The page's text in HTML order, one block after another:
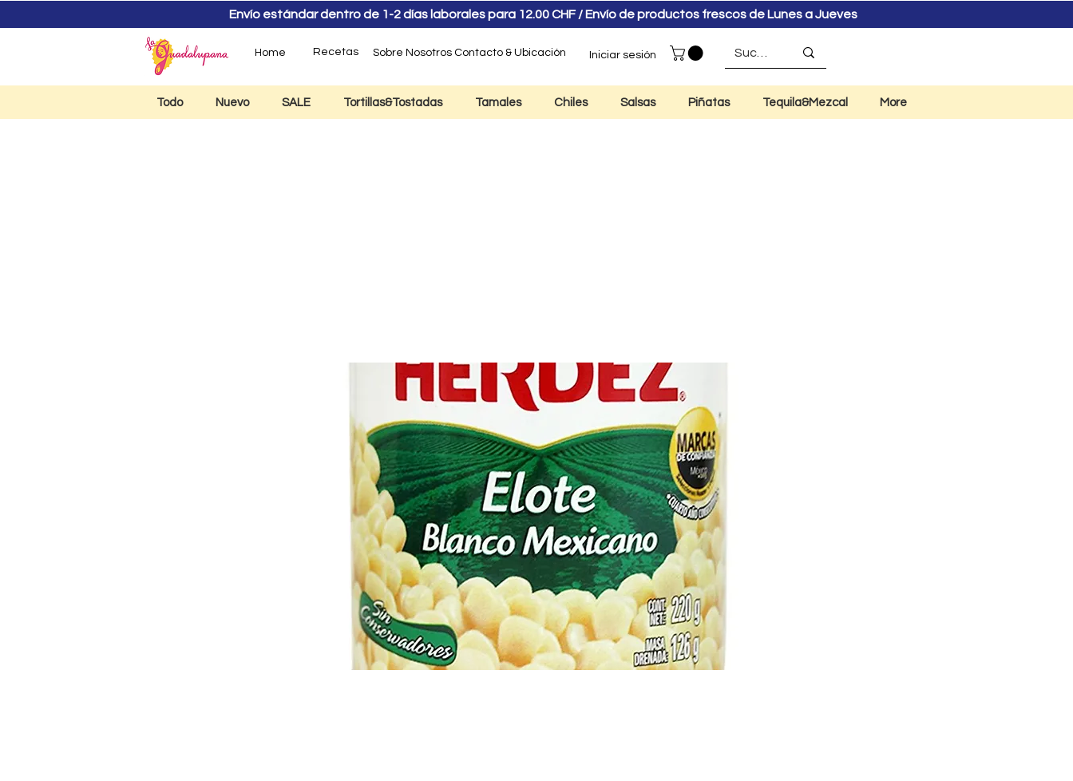
Envío estándar dentro de 1-2 días laborales para 12.00 CHF / Envío de productos frescos de Lunes a Jueves
Home Recetas Sobre Nosotros Contacto & Ubicación Iniciar sesión
Todo Nuevo SALE Tortillas&Tostadas Tamales Chiles Salsas Piñatas Tequila&Mezcal More